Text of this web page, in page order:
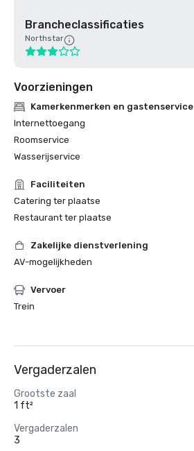
Brancheclassificaties
Northstar
Voorzieningen
Kamerkenmerken en gastenservice
Internettoegang
Roomservice
Wasserijservice
Faciliteiten
Catering ter plaatse
Restaurant ter plaatse
Zakelijke dienstverlening
AV-mogelijkheden
Vervoer
Trein
Vergaderzalen
Grootste zaal
1 ft²
Vergaderzalen
3